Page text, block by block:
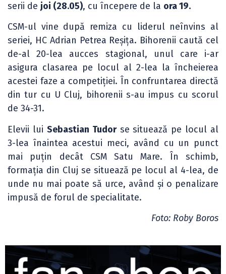
serii de joi (28.05), cu începere de la ora 19.
CSM-ul vine după remiza cu liderul neînvins al
seriei, HC Adrian Petrea Reșița. Bihorenii caută cel
de-al 20-lea aucces stagional, unul care i-ar
asigura clasarea pe locul al 2-lea la încheierea
acestei faze a competiției. În confruntarea directă
din tur cu U Cluj, bihorenii s-au impus cu scorul
de 34-31.
Elevii lui Sebastian Tudorse situează pe locul al
3-lea înaintea acestui meci, având cu un punct
mai puțin decât CSM Satu Mare. În schimb,
formația din Cluj se situează pe locul al 4-lea, de
unde nu mai poate să urce, având și o penalizare
impusă de forul de specialitate.
Foto: Roby Boros